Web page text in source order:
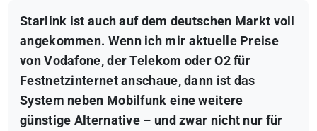
Starlink ist auch auf dem deutschen Markt voll
angekommen. Wenn ich mir aktuelle Preise
von Vodafone, der Telekom oder O2 für
Festnetzinternet anschaue, dann ist das
System neben Mobilfunk eine weitere
günstige Alternative – und zwar nicht nur für